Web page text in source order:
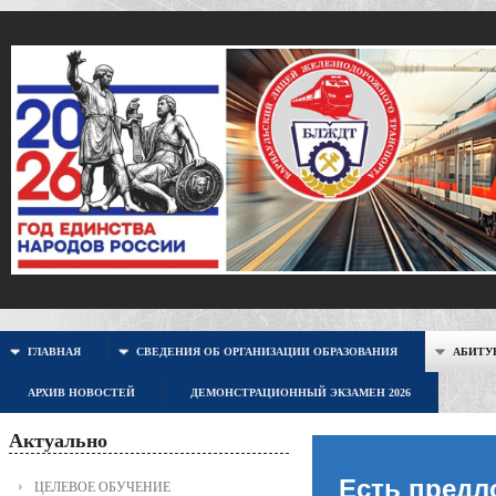
ГЛАВНАЯ СВЕДЕНИЯ ОБ ОРГАНИЗАЦИИ ОБРАЗОВАНИЯ
АРХИВ НОВОСТЕЙ ДЕМОНСТРАЦИОННЫЙ ЭКЗАМЕН 2026
Актуально
ЦЕЛЕВОЕ ОБУЧЕНИЕ Есть